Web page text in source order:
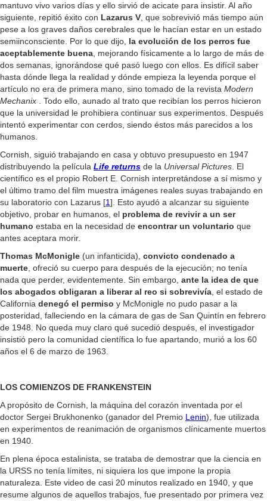
mantuvo vivo varios días y ello sirvió de acicate para insistir. Al año
siguiente, repitió éxito con Lazarus V , que sobrevivió más tiempo aún
pese a los graves daños cerebrales que le hacían estar en un estado
semiinconsciente. Por lo que dijo, la evolución de los perros fue
aceptablemente buena , mejorando físicamente a lo largo de más de
dos semanas, ignorándose qué pasó luego con ellos. Es difícil saber
hasta dónde llega la realidad y dónde empieza la leyenda porque el
artículo no era de primera mano, sino tomado de la revista Modern
Mechanix . Todo ello, aunado al trato que recibían los perros hicieron
que la universidad le prohibiera continuar sus experimentos. Después
intentó experimentar con cerdos, siendo éstos más parecidos a los
humanos.
Cornish, siguió trabajando en casa y obtuvo presupuesto en 1947
distribuyendo la película Life returns de la Universal Pictures . El
científico es el propio Robert E. Cornish interpretándose a sí mismo y
el último tramo del film muestra imágenes reales suyas trabajando en
su laboratorio con Lazarus [1]. Esto ayudó a alcanzar su siguiente
objetivo, probar en humanos, el problema de revivir a un ser
humano estaba en la necesidad de encontrar un voluntario que
antes aceptara morir.
Thomas McMonigle (un infanticida), convicto condenado a
muerte ofreció su cuerpo para después de la ejecución; no tenía
nada que perder, evidentemente. Sin embargo, ante la idea de que
los abogados obligaran a liberar al reo si sobrevivía , el estado de
California denegó el permiso y McMonigle no pudo pasar a la
posteridad, falleciendo en la cámara de gas de San Quintín en febrero
de 1948. No queda muy claro qué sucedió después, el investigador
insistió pero la comunidad científica lo fue apartando, murió a los 60
años el 6 de marzo de 1963.
LOS COMIENZOS DE FRANKENSTEIN
A propósito de Cornish, la máquina del corazón inventada por el
doctor Sergei Brukhonenko (ganador del Premio Lenin), fue utilizada
en experimentos de reanimación de organismos clínicamente muertos
en 1940.
En plena época estalinista, se trataba de demostrar que la ciencia en
la URSS no tenía límites, ni siquiera los que impone la propia
naturaleza. Este video de casi 20 minutos realizado en 1940, y que
resume algunos de aquellos trabajos, fue presentado por primera vez